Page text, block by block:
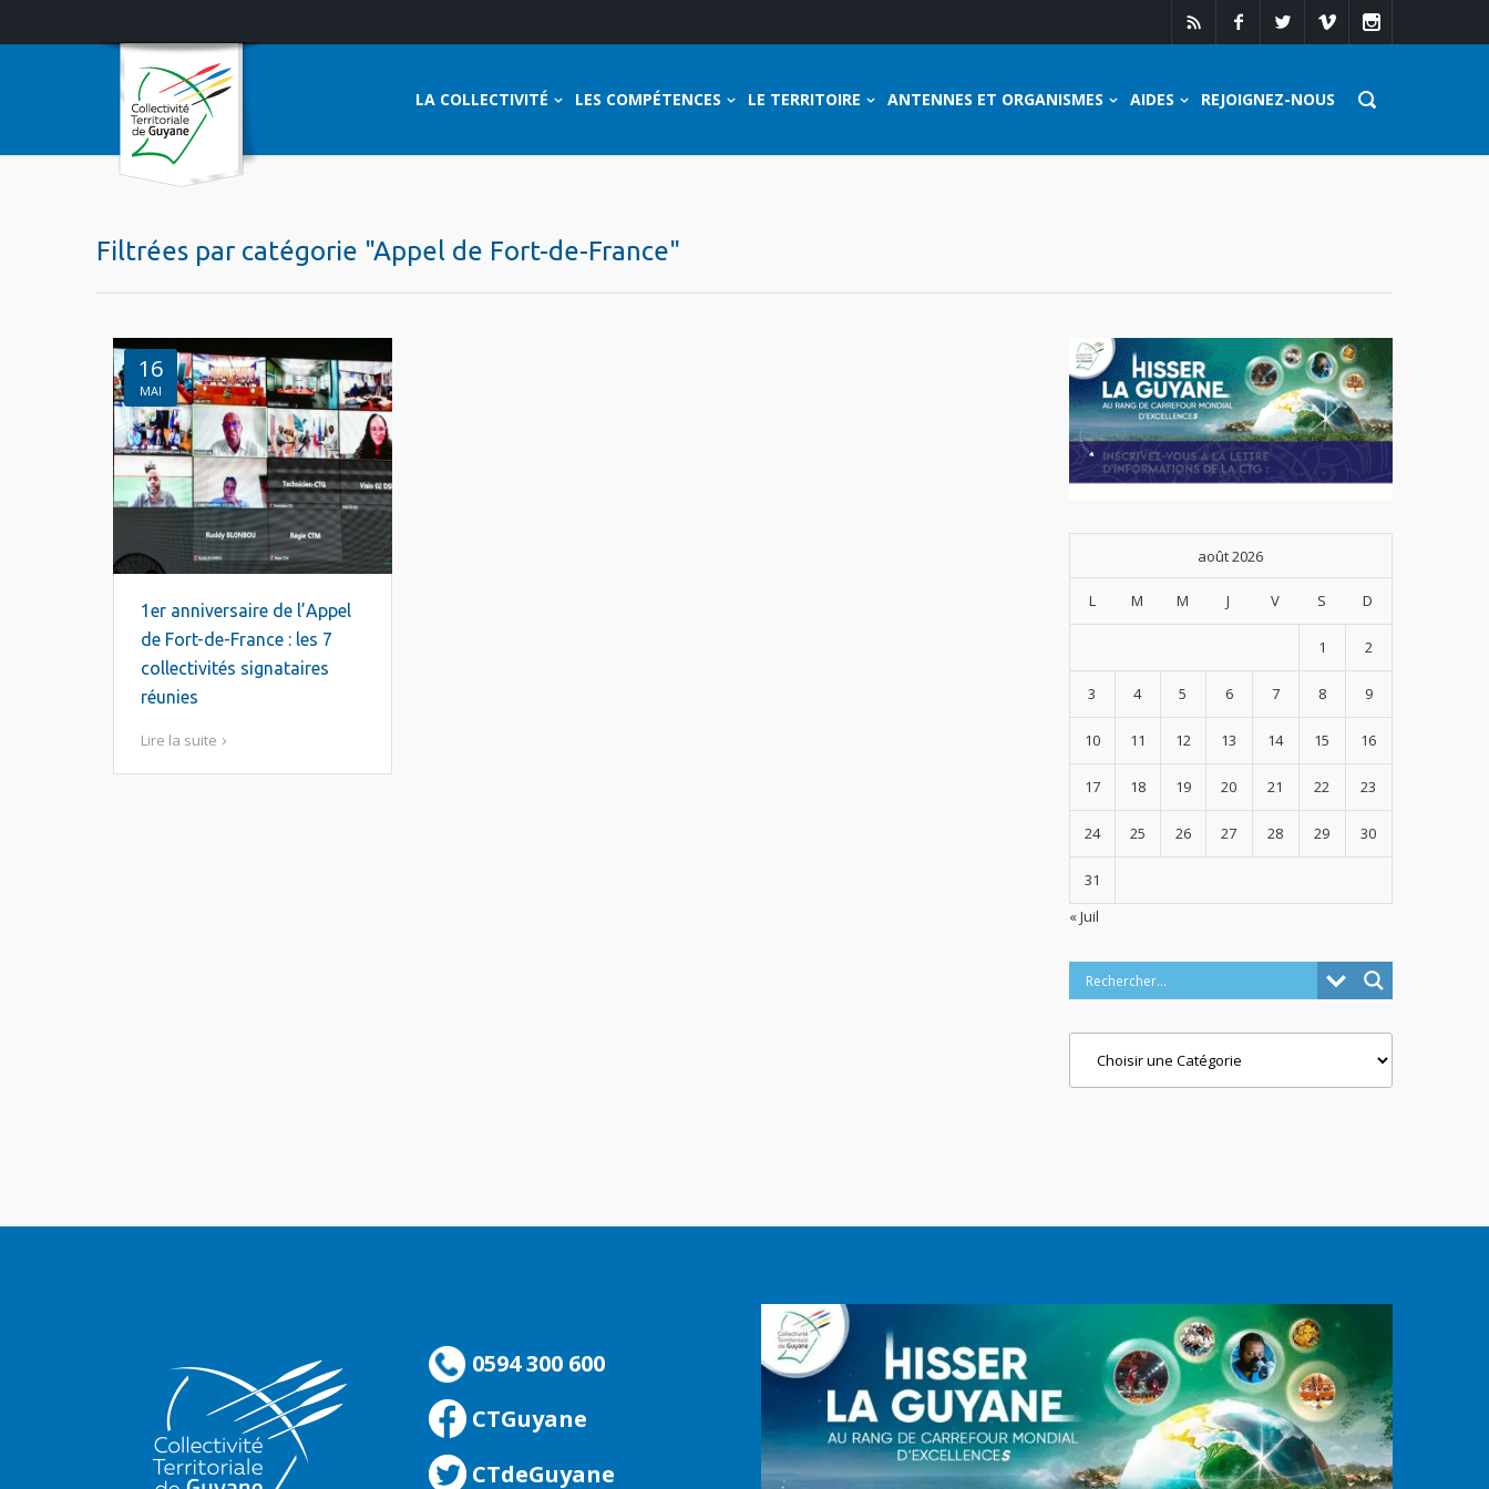
LA COLLECTIVITÉ LES COMPÉTENCES LE TERRITOIRE ANTENNES ET ORGANISMES AIDES REJOIGNEZ-NOUS
Filtrées par catégorie "Appel de Fort-de-France"
16
MAI
1er anniversaire de l’Appel
de Fort-de-France : les 7
collectivités signataires
réunies
Lire la suite
août 2026
L M M J V S D
1 2
3 4 5 6 7 8 9
10 11 12 13 14 15 16
17 18 19 20 21 22 23
24 25 26 27 28 29 30
31
« Juil
0594 300 600
CTGuyane
CTdeGuyane